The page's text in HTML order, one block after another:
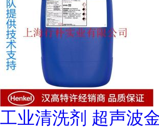
工业清洗剂 超声波